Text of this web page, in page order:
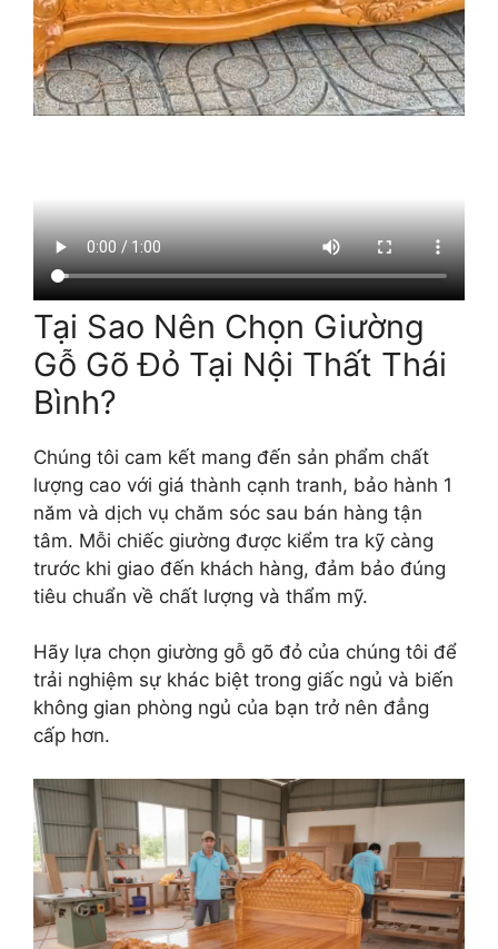
Tại Sao Nên Chọn Giường
Gỗ Gõ Đỏ Tại Nội Thất Thái
Bình?
Chúng tôi cam kết mang đến sản phẩm chất
lượng cao với giá thành cạnh tranh, bảo hành 1
năm và dịch vụ chăm sóc sau bán hàng tận
tâm. Mỗi chiếc giường được kiểm tra kỹ càng
trước khi giao đến khách hàng, đảm bảo đúng
tiêu chuẩn về chất lượng và thẩm mỹ.
Hãy lựa chọn giường gỗ gõ đỏ của chúng tôi để
trải nghiệm sự khác biệt trong giấc ngủ và biến
không gian phòng ngủ của bạn trở nên đẳng
cấp hơn.